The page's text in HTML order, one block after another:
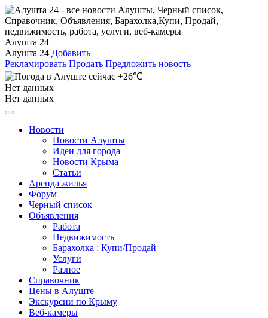
Алушта 24
Алушта 24 Добавить
Рекламировать Продать Предложить новость
+26℃
Нет данных
Нет данных
Новости
Новости Алушты
Идеи для города
Новости Крыма
Статьи
Аренда жилья
Форум
Черный список
Объявления
Работа
Недвижимость
Барахолка : Купи/Продай
Услуги
Разное
Справочник
Цены в Алуште
Экскурсии по Крыму
Веб-камеры